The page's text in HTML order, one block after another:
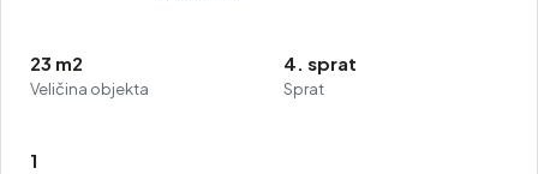
23 m2
Veličina objekta
4. sprat
Sprat
1